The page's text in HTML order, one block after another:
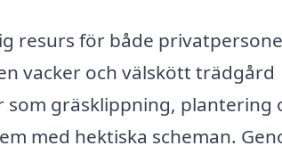
resurs för både
vacker och välskött trädgård
gräsklippning, plantering
med hektiska scheman.